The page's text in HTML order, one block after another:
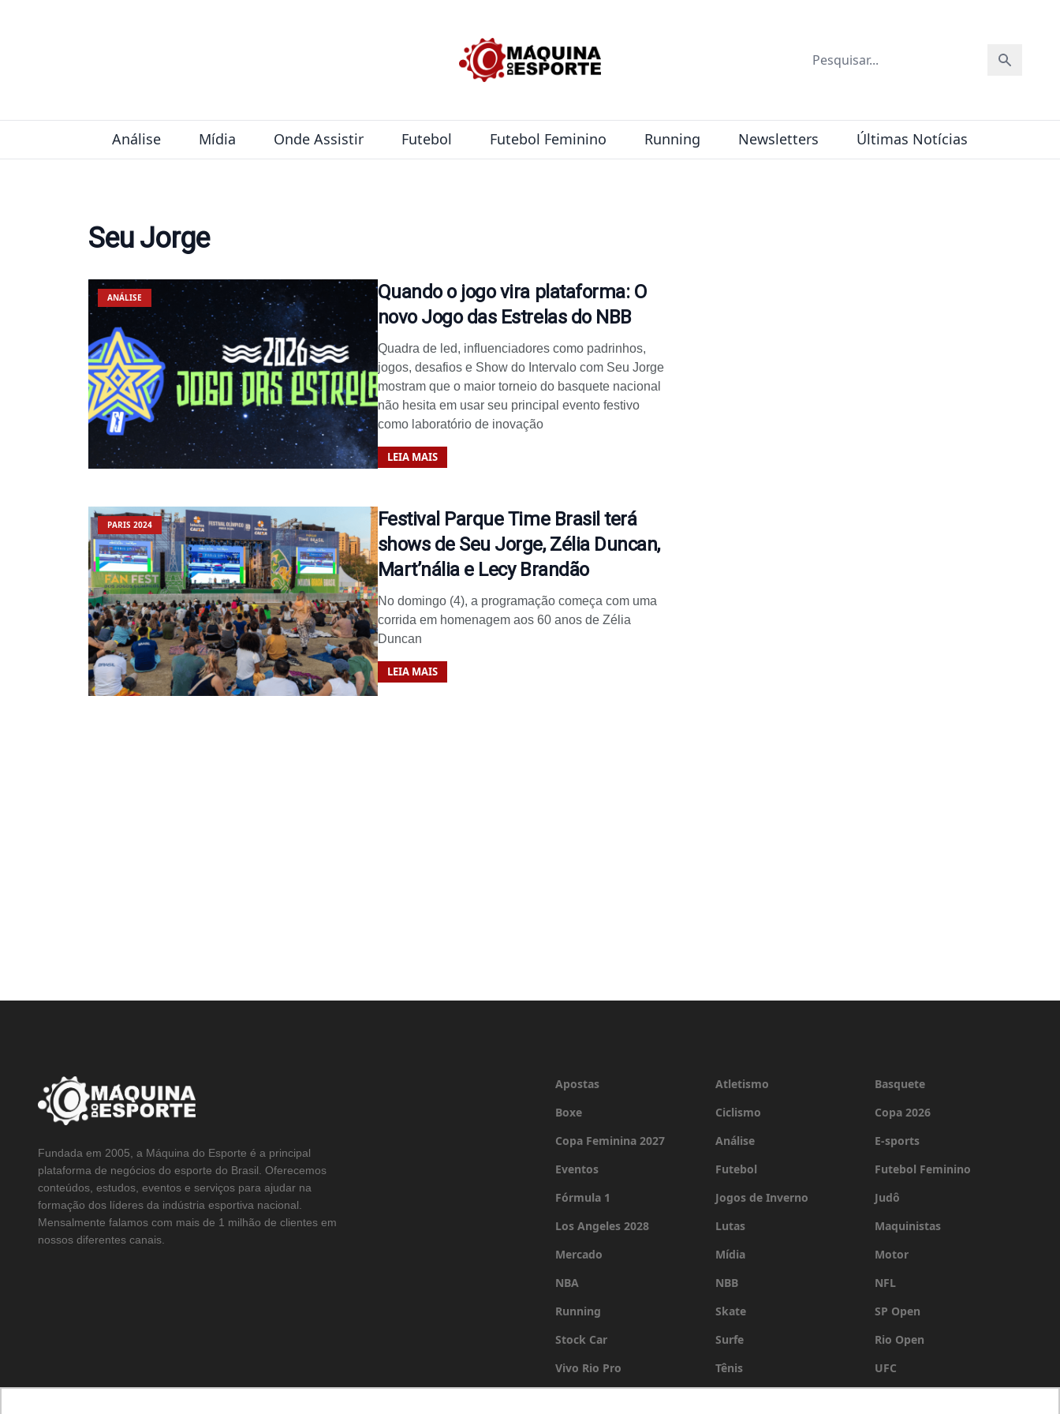
Análise Mídia Onde Assistir Futebol Futebol Feminino Running Newsletters Últimas Notícias
Seu Jorge
ANÁLISE
Quando o jogo vira plataforma: O
novo Jogo das Estrelas do NBB
Quadra de led, influenciadores como padrinhos,
jogos, desafios e Show do Intervalo com Seu Jorge
mostram que o maior torneio do basquete nacional
não hesita em usar seu principal evento festivo
como laboratório de inovação
LEIA MAIS
PARIS 2024
Festival Parque Time Brasil terá
shows de Seu Jorge, Zélia Duncan,
Mart’nália e Lecy Brandão
No domingo (4), a programação começa com uma
corrida em homenagem aos 60 anos de Zélia
Duncan
LEIA MAIS
Fundada em 2005, a Máquina do Esporte é a principal
plataforma de negócios do esporte do Brasil. Oferecemos
conteúdos, estudos, eventos e serviços para ajudar na
formação dos líderes da indústria esportiva nacional.
Mensalmente falamos com mais de 1 milhão de clientes em
nossos diferentes canais.
Apostas Atletismo
Basquete
Boxe
Ciclismo
Copa 2026
Copa Feminina 2027
Análise
E-sports
Eventos
Futebol
Futebol Feminino
Fórmula 1
Jogos de Inverno
Judô
Los Angeles 2028
Lutas
Maquinistas
Mercado
Mídia
Motor
NBA
NBB
NFL
Running
Skate
SP Open
Stock Car
Surfe
Rio Open
Vivo Rio Pro
Tênis
UFC